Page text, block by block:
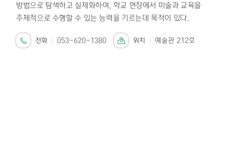
방법으로 탐색하고 실제화하여, 학교 현장에서 미술과 교육을
주체적으로 수행할 수 있는 능력을 기르는데 목적이 있다.
전화 053-620-1380 위치 예술관 212호